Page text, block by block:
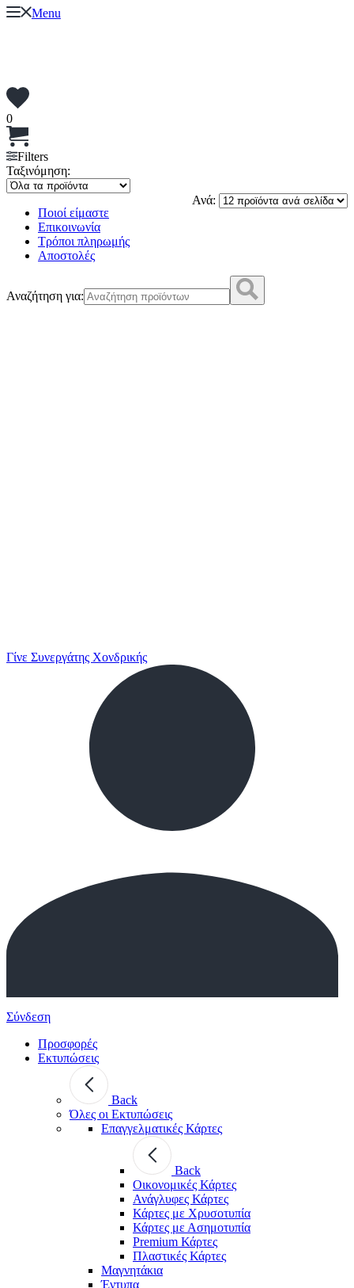
Menu
0
Filters
Ταξινόμηση:
Ανά:
Ποιοί είμαστε
Επικοινωνία
Τρόποι πληρωμής
Αποστολές
Αναζήτηση για:
Γίνε Συνεργάτης Χονδρικής
Σύνδεση
Προσφορές
Εκτυπώσεις
Back
Όλες οι Εκτυπώσεις
Επαγγελματικές Κάρτες
Back
Οικονομικές Κάρτες
Ανάγλυφες Κάρτες
Κάρτες με Χρυσοτυπία
Κάρτες με Ασημοτυπία
Premium Κάρτες
Πλαστικές Κάρτες
Μαγνητάκια
Έντυπα